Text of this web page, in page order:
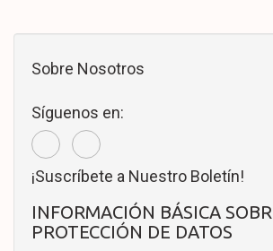
Sobre Nosotros
Síguenos en:
¡Suscríbete a Nuestro Boletín!
INFORMACIÓN BÁSICA
PROTECCIÓN DE DATOS